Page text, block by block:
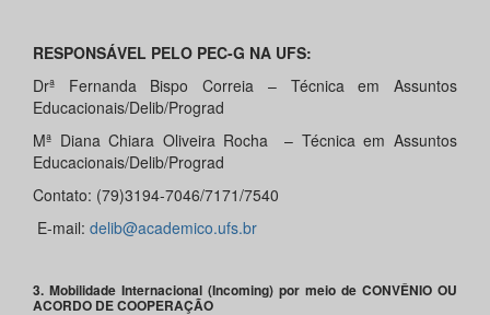
RESPONSÁVEL PELO PEC-G NA UFS:
Drª Fernanda Bispo Correia – Técnica em Assuntos
Educacionais/Delib/Prograd
Mª Diana Chiara Oliveira Rocha – Técnica em Assuntos
Educacionais/Delib/Prograd
Contato: (79)3194-7046/7171/7540
E-mail: delib@academico.ufs.br
3. Mobilidade Internacional (Incoming) por meio de CONVÊNIO OU
ACORDO DE COOPERAÇÃO